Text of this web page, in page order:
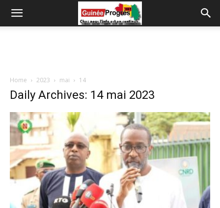
Home 2023 mai 14
Daily Archives: 14 mai 2023